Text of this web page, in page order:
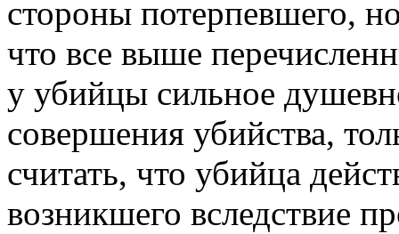
стороны потерпевшего,
что все выше
у убийцы сильное
совершения убийства,
считать, что убийца
возникшего вследствие